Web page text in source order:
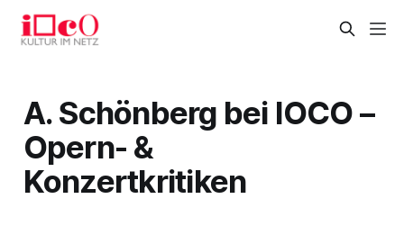
A. Schönberg bei IOCO –
Opern- &
Konzertkritiken